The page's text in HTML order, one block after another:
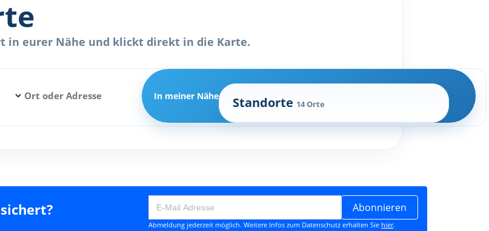
in eurer Nähe und klickt direkt in die Karte.
In meiner Nähe Standorte 14 Orte
Abonnieren
Abmeldung jederzeit möglich. Weitere Infos zum Datenschutz erhalten Sie hier.